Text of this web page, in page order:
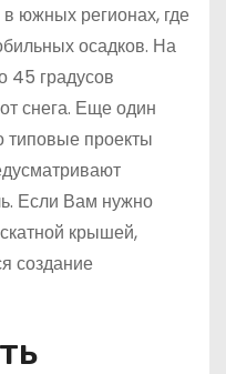
южных регионах, где
осадков. На
45 градусов
снега. Еще один
типовые проекты
Если Вам нужно
крышей,
создание